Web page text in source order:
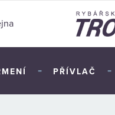
- PŘÍVLAČ -